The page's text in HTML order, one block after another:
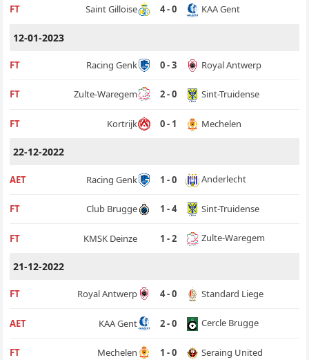
FT Saint Gilloise 4 - 0 KAA Gent
12-01-2023
FT Racing Genk 0 - 3 Royal Antwerp
FT Zulte-Waregem 2 - 0 Sint-Truidense
FT Kortrijk 0 - 1 Mechelen
22-12-2022
AET Racing Genk 1 - 0 Anderlecht
FT Club Brugge 1 - 4 Sint-Truidense
FT KMSK Deinze 1 - 2 Zulte-Waregem
21-12-2022
FT Royal Antwerp 4 - 0 Standard Liege
AET KAA Gent 2 - 0 Cercle Brugge
FT Mechelen 1 - 0 Seraing United